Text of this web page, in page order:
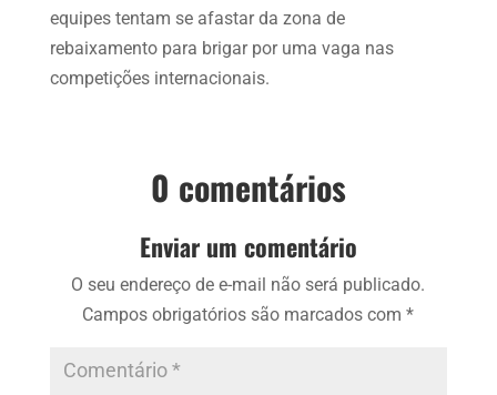
equipes tentam se afastar da zona de
rebaixamento para brigar por uma vaga nas
competições internacionais.
0 comentários
Enviar um comentário
O seu endereço de e-mail não será publicado.
Campos obrigatórios são marcados com*